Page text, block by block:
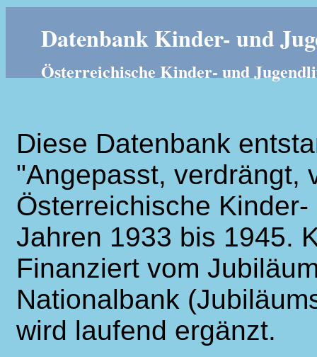
Datenbank Kinder- und
Österreichische Kinder- und
Diese Datenbank
"Angepasst, verdrängt,
Österreichische
Jahren 1933 bis 1945.
Finanziert vom
Nationalbank
wird laufend ergänzt.